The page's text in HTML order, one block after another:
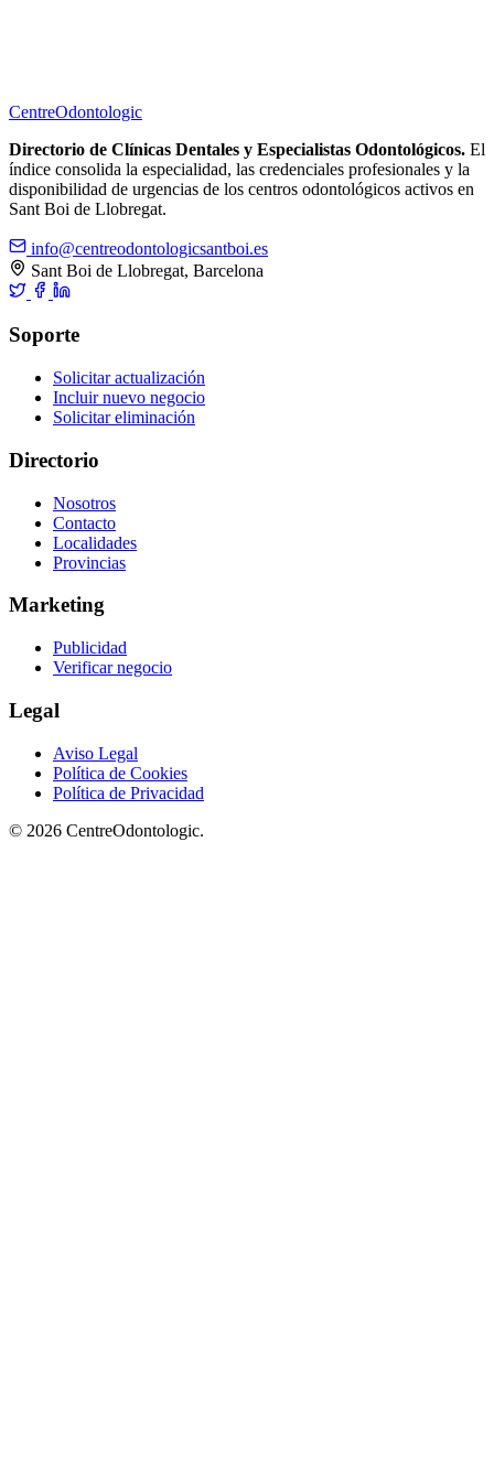
CentreOdontologic
Directorio de Clínicas Dentales y Especialistas Odontológicos. El
índice consolida la especialidad, las credenciales profesionales y la
disponibilidad de urgencias de los centros odontológicos activos en
Sant Boi de Llobregat.
info@centreodontologicsantboi.es
Sant Boi de Llobregat, Barcelona
Soporte
Solicitar actualización
Incluir nuevo negocio
Solicitar eliminación
Directorio
Nosotros
Contacto
Localidades
Provincias
Marketing
Publicidad
Verificar negocio
Legal
Aviso Legal
Política de Cookies
Política de Privacidad
© 2026 CentreOdontologic.